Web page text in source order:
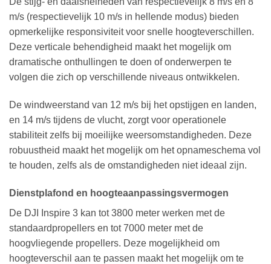
m/s (respectievelijk 10 m/s in hellende modus) bieden
opmerkelijke responsiviteit voor snelle hoogteverschillen.
Deze verticale behendigheid maakt het mogelijk om
dramatische onthullingen te doen of onderwerpen te
volgen die zich op verschillende niveaus ontwikkelen.
De windweerstand van 12 m/s bij het opstijgen en landen,
en 14 m/s tijdens de vlucht, zorgt voor operationele
stabiliteit zelfs bij moeilijke weersomstandigheden. Deze
robuustheid maakt het mogelijk om het opnameschema vol
te houden, zelfs als de omstandigheden niet ideaal zijn.
Dienstplafond en hoogteaanpassingsvermogen
De DJI Inspire 3 kan tot 3800 meter werken met de
standaardpropellers en tot 7000 meter met de
hoogvliegende propellers. Deze mogelijkheid om
hoogteverschil aan te passen maakt het mogelijk om te